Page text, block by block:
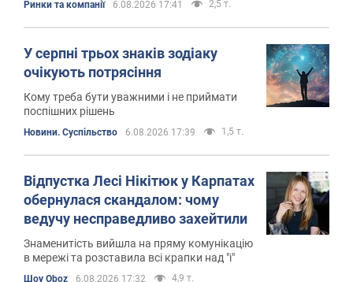
Ринки та компанії 6.08.2026 17:41 2,5 т.
У серпні трьох знаків зодіаку
очікують потрясіння
Кому треба бути уважними і не приймати
поспішних рішень
Новини. Суспільство 6.08.2026 17:39 1,5 т.
Відпустка Лесі Нікітюк у Карпатах
обернулася скандалом: чому
ведучу несправедливо захейтили
Знаменитість вийшла на пряму комунікацію
в мережі та розставила всі крапки над "і"
Шоу Oboz 6.08.2026 17:32 4,9 т.